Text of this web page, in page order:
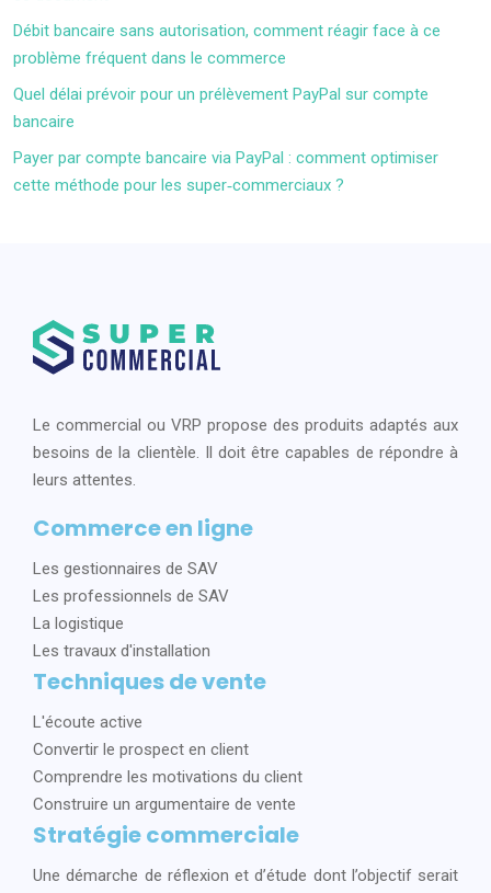
Débit bancaire sans autorisation, comment réagir face à ce
problème fréquent dans le commerce
Quel délai prévoir pour un prélèvement PayPal sur compte
bancaire
Payer par compte bancaire via PayPal : comment optimiser
cette méthode pour les super‑commerciaux ?
Le commercial ou VRP propose des produits adaptés aux
besoins de la clientèle. Il doit être capables de répondre à
leurs attentes.
Commerce en ligne
Les gestionnaires de SAV
Les professionnels de SAV
La logistique
Les travaux d'installation
Techniques de vente
L'écoute active
Convertir le prospect en client
Comprendre les motivations du client
Construire un argumentaire de vente
Stratégie commerciale
Une démarche de réflexion et d’étude dont l’objectif serait